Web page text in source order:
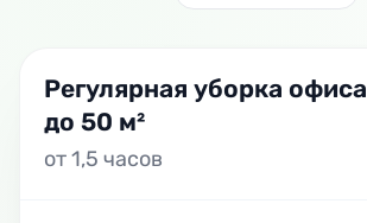
Регулярная уборка офиса
до 50 м²
от 1,5 часов